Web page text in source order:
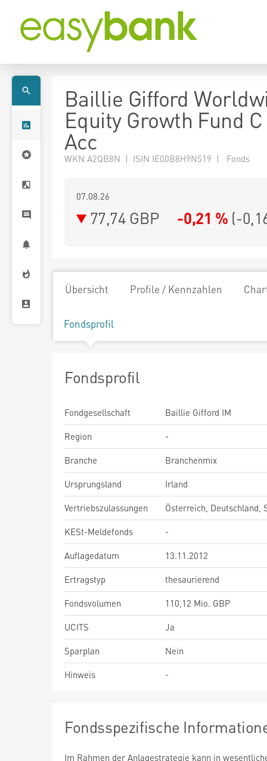
Baillie Gifford
Equity Growth Fund C
Acc
WKN A2QB8N | ISIN IE00B8H9N519 | Fonds
07.08.26
77,74 GBP -0,21 % (-
Übersicht Profile / Kennzahlen
Fondsprofil
Fondsprofil
Fondgesellschaft
Baillie Gifford IM
Region
-
Branche
Branchenmix
Ursprungsland
Irland
Vertriebszulassungen
Österreich, Deutschland,
KESt-Meldefonds
-
Auflagedatum
13.11.2012
Ertragstyp
thesaurierend
Fondsvolumen
110,12 Mio. GBP
UCITS
Ja
Sparplan
Nein
Hinweis
-
Fondsspezifische
Im Rahmen der Anlagestrategie kann in